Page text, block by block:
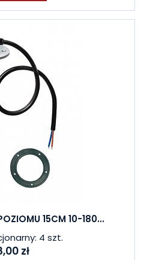
15CM 10-180...
4 szt.
zł